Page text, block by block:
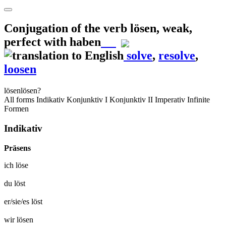
Conjugation of the verb lösen, weak,
perfect with haben
solve, resolve,
loosen
lösenlösen?
All forms Indikativ Konjunktiv I Konjunktiv II Imperativ Infinite
Formen
Indikativ
Präsens
ich löse
du löst
er/sie/es löst
wirlösen